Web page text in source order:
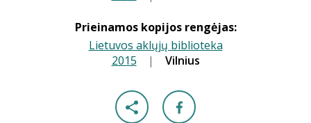
Prieinamos kopijos rengėjas:
Lietuvos aklųjų biblioteka
2015 | Vilnius